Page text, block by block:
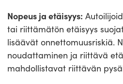
Nopeus ja etäisyys:
tai riittämätön etäisyys
lisäävät onnettomuusriskiä.
noudattaminen ja riittävä
mahdollistavat riittävän